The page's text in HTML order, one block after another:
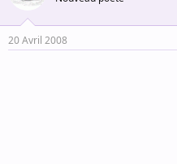
u
r
d
e
d
é
20 Avril 2008